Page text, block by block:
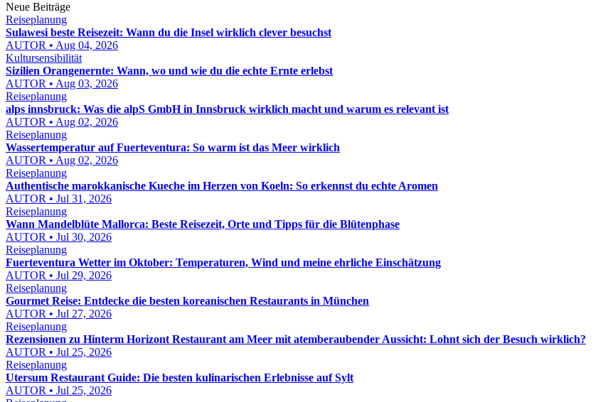
Neue Beiträge
Reiseplanung
Sulawesi beste Reisezeit: Wann du die Insel wirklich clever besuchst
AUTOR • Aug 04, 2026
Kultursensibilität
Sizilien Orangenernte: Wann, wo und wie du die echte Ernte erlebst
AUTOR • Aug 03, 2026
Reiseplanung
alps innsbruck: Was die alpS GmbH in Innsbruck wirklich macht und warum es relevant ist
AUTOR • Aug 02, 2026
Reiseplanung
Wassertemperatur auf Fuerteventura: So warm ist das Meer wirklich
AUTOR • Aug 02, 2026
Reiseplanung
Authentische marokkanische Kueche im Herzen von Koeln: So erkennst du echte Aromen
AUTOR • Jul 31, 2026
Reiseplanung
Wann Mandelblüte Mallorca: Beste Reisezeit, Orte und Tipps für die Blütenphase
AUTOR • Jul 30, 2026
Reiseplanung
Fuerteventura Wetter im Oktober: Temperaturen, Wind und meine ehrliche Einschätzung
AUTOR • Jul 29, 2026
Reiseplanung
Gourmet Reise: Entdecke die besten koreanischen Restaurants in München
AUTOR • Jul 27, 2026
Reiseplanung
Rezensionen zu Hinterm Horizont Restaurant am Meer mit atemberaubender Aussicht: Lohnt sich der Besuch wirklich?
AUTOR • Jul 25, 2026
Reiseplanung
Utersum Restaurant Guide: Die besten kulinarischen Erlebnisse auf Sylt
AUTOR • Jul 25, 2026